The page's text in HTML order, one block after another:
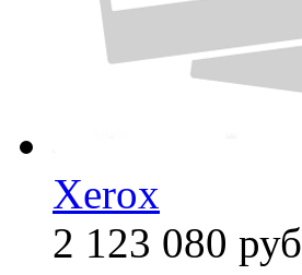
Xerox
2 123 080 руб